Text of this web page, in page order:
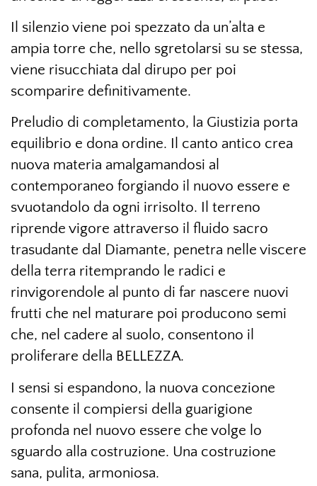
Il silenzio viene poi spezzato da un’alta e
ampia torre che, nello sgretolarsi su se stessa,
viene risucchiata dal dirupo per poi
scomparire definitivamente.
Preludio di completamento, la Giustizia porta
equilibrio e dona ordine. Il canto antico crea
nuova materia amalgamandosi al
contemporaneo forgiando il nuovo essere e
svuotandolo da ogni irrisolto. Il terreno
riprende vigore attraverso il fluido sacro
trasudante dal Diamante, penetra nelle viscere
della terra ritemprando le radici e
rinvigorendole al punto di far nascere nuovi
frutti che nel maturare poi producono semi
che, nel cadere al suolo, consentono il
proliferare della BELLEZZA.
I sensi si espandono, la nuova concezione
consente il compiersi della guarigione
profonda nel nuovo essere che volge lo
sguardo alla costruzione. Una costruzione
sana, pulita, armoniosa.